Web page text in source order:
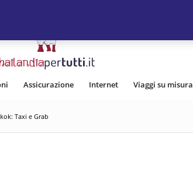
Assicurazione Internet Viaggi su misura
Taxi e Grab